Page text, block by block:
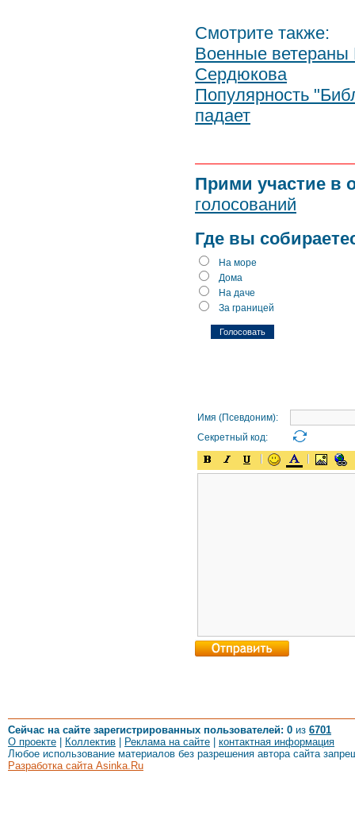
Смотрите также:
Военные ветераны
Сердюкова
Популярность
падает
Прими участие в
голосований
Где вы
На море
Дома
На даче
За границей
Имя (Псевдоним):
Секретный код:
Сейчас на сайте зарегистрированных пользователей: 0 из 6701
О проекте
Коллектив Реклама на сайте
контактная информация
Любое использование материалов без разрешения автора сайта
Разработка сайта Asinka.Ru